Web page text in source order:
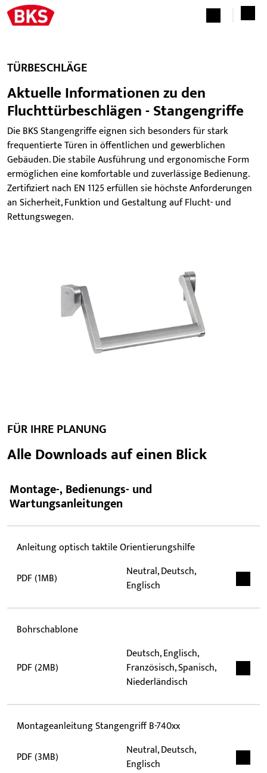
TÜRBESCHLÄGE
Aktuelle Informationen zu den
Fluchttürbeschlägen - Stangengriffe
Die BKS Stangengriffe eignen sich besonders für stark
frequentierte Türen in öffentlichen und gewerblichen
Gebäuden. Die stabile Ausführung und ergonomische Form
ermöglichen eine komfortable und zuverlässige Bedienung.
Zertifiziert nach EN 1125 erfüllen sie höchste Anforderungen
an Sicherheit, Funktion und Gestaltung auf Flucht- und
Rettungswegen.
FÜR IHRE PLANUNG
Alle Downloads auf einen Blick
Montage-, Bedienungs- und
Wartungsanleitungen
Anleitung optisch taktile Orientierungshilfe
PDF (1MB)
Neutral, Deutsch,
Englisch
Bohrschablone
PDF (2MB)
Deutsch, Englisch,
Französisch, Spanisch,
Niederländisch
Montageanleitung Stangengriff B-740xx
PDF (3MB)
Neutral, Deutsch,
Englisch